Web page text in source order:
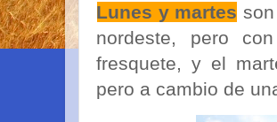
Lunes y martes
nordeste, pero
fresquete, y el
pero a cambio de